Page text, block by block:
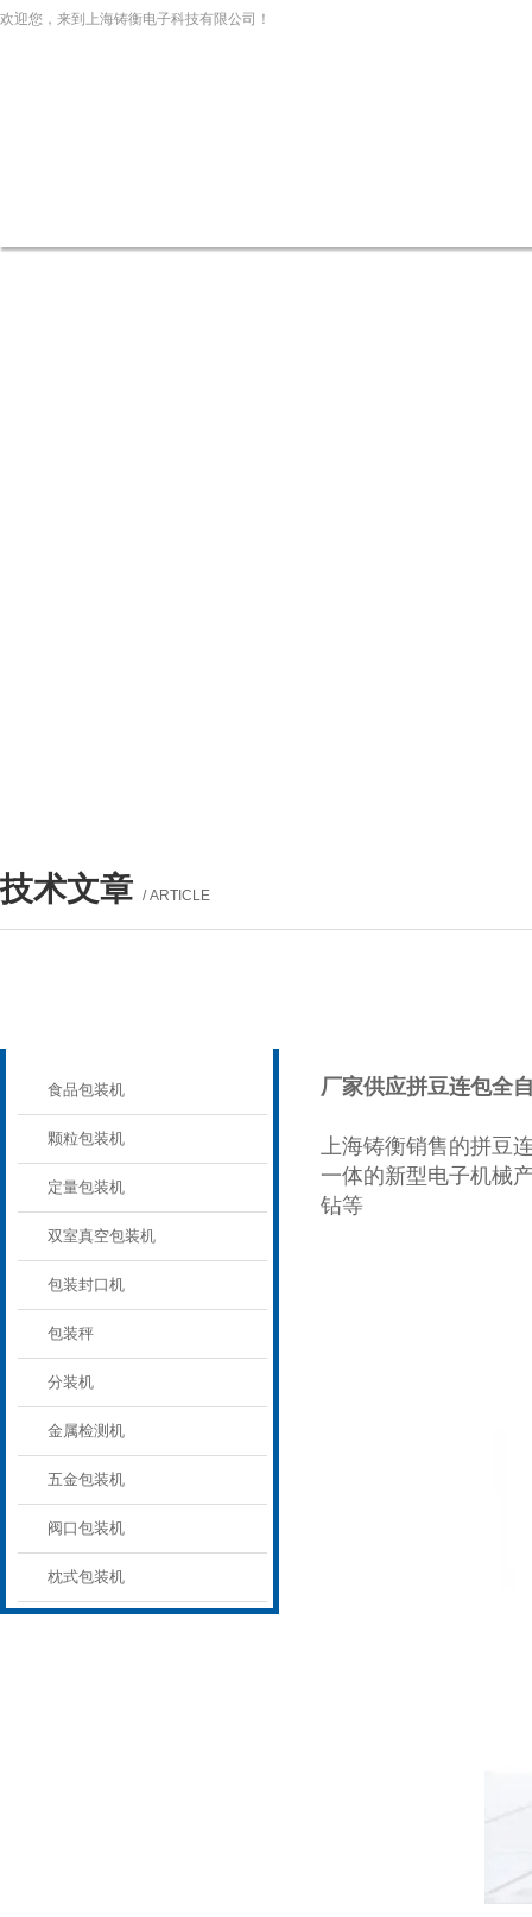
欢迎您，来到上海铸衡电子科技有限公司！
技术文章 / ARTICLE
食品包装机
颗粒包装机
定量包装机
双室真空包装机
包装封口机
包装秤
分装机
金属检测机
五金包装机
阀口包装机
枕式包装机
厂家供应拼豆连包全
上海铸衡销售的拼豆
一体的新型电子机械
钻等